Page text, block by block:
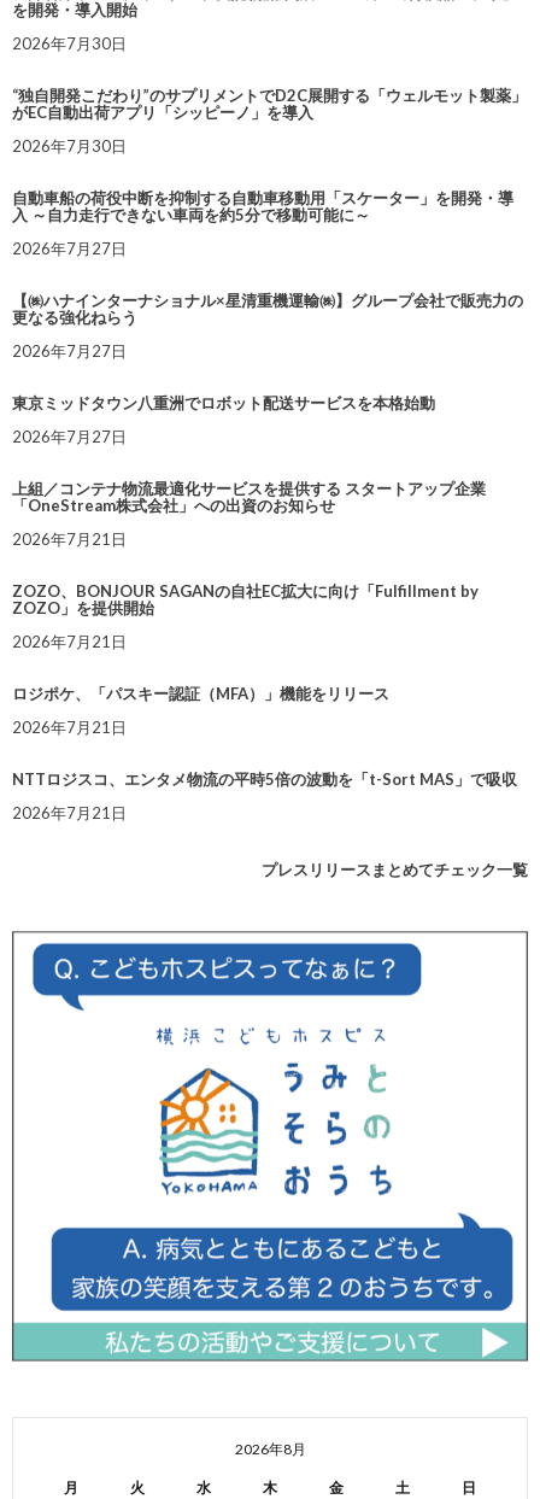
を開発・導入開始
2026年7月30日
“独自開発こだわり”のサプリメントでD2C展開する「ウェルモット製薬」
がEC自動出荷アプリ「シッピーノ」を導入
2026年7月30日
自動車船の荷役中断を抑制する自動車移動用「スケーター」を開発・導
入 ～自力走行できない車両を約5分で移動可能に～
2026年7月27日
【㈱ハナインターナショナル×星清重機運輸㈱】グループ会社で販売力の
更なる強化ねらう
2026年7月27日
東京ミッドタウン八重洲でロボット配送サービスを本格始動
2026年7月27日
上組／コンテナ物流最適化サービスを提供する スタートアップ企業
「OneStream株式会社」への出資のお知らせ
2026年7月21日
ZOZO、BONJOUR SAGANの自社EC拡大に向け「Fulfillment by
ZOZO」を提供開始
2026年7月21日
ロジポケ、「パスキー認証（MFA）」機能をリリース
2026年7月21日
NTTロジスコ、エンタメ物流の平時5倍の波動を「t-Sort MAS」で吸収
2026年7月21日
プレスリリースまとめてチェック一覧
2026年8月
月 火 水 木 金 土 日